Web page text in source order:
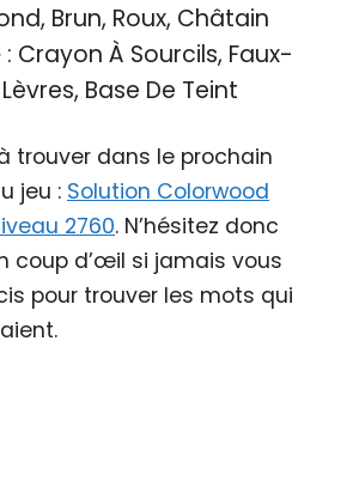
Brun, Roux, Châtain
: Crayon À Sourcils, Faux-
Base De Teint
trouver dans le prochain
jeu : Solution Colorwood
2760. N’hésitez donc
coup d’œil si jamais vous
pour trouver les mots qui